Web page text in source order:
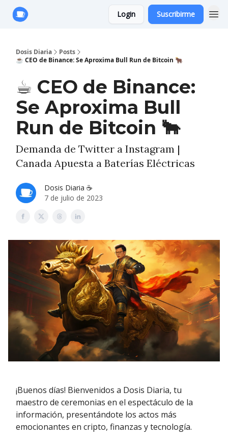
Login Suscribirme
Dosis Diaria
Posts
☕️ CEO de Binance: Se Aproxima Bull Run de Bitcoin 🐂
☕️ CEO de Binance:
Se Aproxima Bull
Run de Bitcoin 🐂
Demanda de Twitter a Instagram |
Canada Apuesta a Baterías Eléctricas
Dosis Diaria ☕️
7 de julio de 2023
¡Buenos días! Bienvenidos a Dosis Diaria, tu
maestro de ceremonias en el espectáculo de la
información, presentándote los actos más
emocionantes en cripto, finanzas y tecnología.